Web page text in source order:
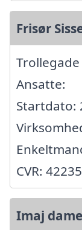
Frisør
Ansatte:
Startdato:
CVR:
Imaj